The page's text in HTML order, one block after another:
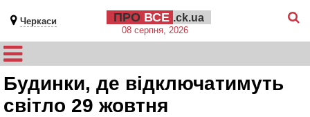
Черкаси ПРО ВСЕ .ck.ua
08 серпня, 2026
Будинки, де відключатимуть
світло 29 жовтня